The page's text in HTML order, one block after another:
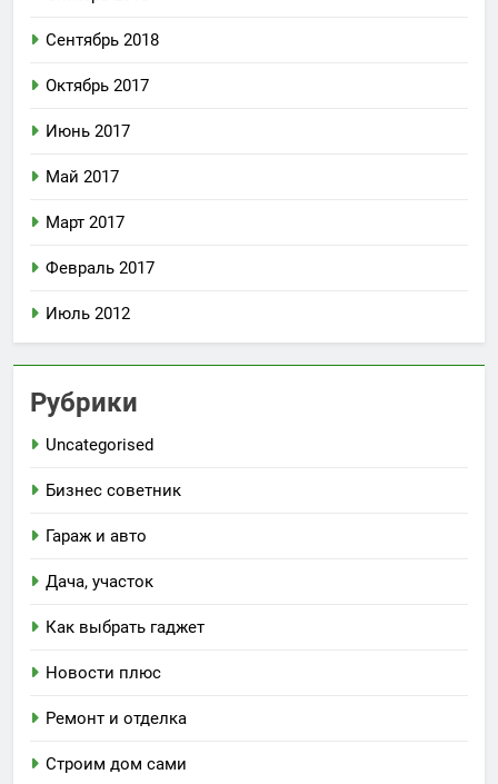
Сентябрь 2018
Октябрь 2017
Июнь 2017
Май 2017
Март 2017
Февраль 2017
Июль 2012
Рубрики
Uncategorised
Бизнес советник
Гараж и авто
Дача, участок
Как выбрать гаджет
Новости плюс
Ремонт и отделка
Строим дом сами